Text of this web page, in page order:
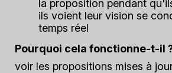
la proposition pendant
ils voient leur vision se
temps réel
Pourquoi cela fonctionne-t-il
voir les propositions mises à